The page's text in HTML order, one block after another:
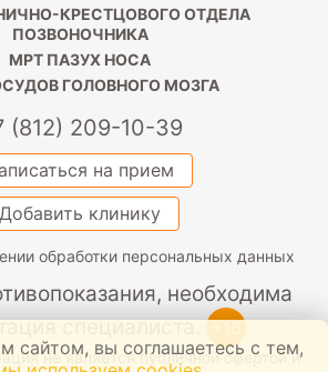
КРЕСТЦОВОГО ОТДЕЛА
ПОЗВОНОЧНИКА
МРТ ПАЗУХ НОСА
ГОЛОВНОГО МОЗГА
(812) 209-10-39
на прием
Добавить клинику
обработки персональных данных
необходима
специалиста. +16
не является публичной офертой и
сайтом, вы соглашаетесь с тем,